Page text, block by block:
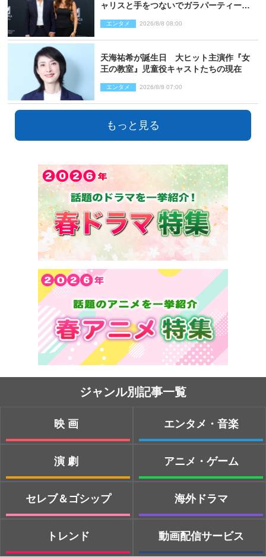
ャリスと手をつないでガラパーティーに
エンタメ 2026/8/8 08:00
天海祐希が誕生日 大ヒット主演作『女
王の教室』児童役キャストたちの現在
エンタメ 2026/8/8 07:00
もっと見る
ジャンル別記事一覧
映画
演劇
セレブ＆ゴシップ
トレンド
エンタメ・音楽
アニメ・ゲーム
海外ドラマ
動画配信サービス